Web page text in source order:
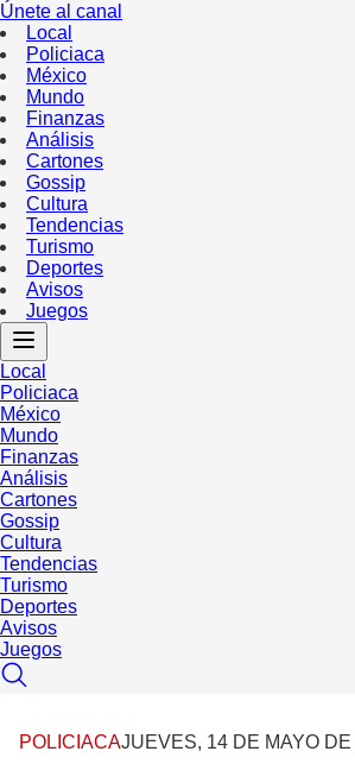
Únete al canal
Local
Policiaca
México
Mundo
Finanzas
Análisis
Cartones
Gossip
Cultura
Tendencias
Turismo
Deportes
Avisos
Juegos
Local
Policiaca
México
Mundo
Finanzas
Análisis
Cartones
Gossip
Cultura
Tendencias
Turismo
Deportes
Avisos
Juegos
POLICIACAJUEVES, 14 DE MAYO